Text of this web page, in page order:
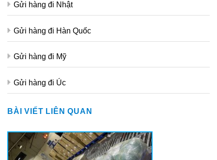
Gửi hàng đi Nhật
Gửi hàng đi Hàn Quốc
Gửi hàng đi Mỹ
Gửi hàng đi Úc
BÀI VIẾT LIÊN QUAN